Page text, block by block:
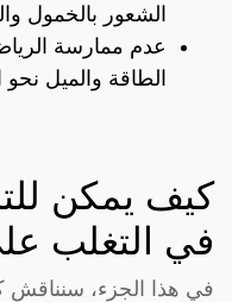
الشعور بالخمول
عدم ممارسة
الطاقة والميل
كيف يمكن
في التغلب
في هذا الجزء، سنناقش